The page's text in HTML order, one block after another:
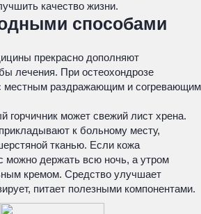
качество жизни.
способами
прекрасно дополняют
лечения. При остеохондрозе
местным раздражающим и согревающим
горчичник может свежий лист хрена.
к больному месту,
тканью. Если кожа
можно держать всю ночь, а утром
кремом. Средство улучшает
питает полезными компонентами.